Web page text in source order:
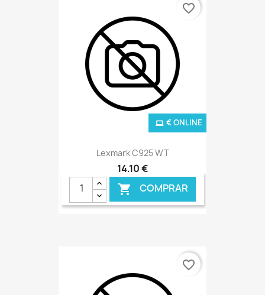
Lexmark C925 WT
14,10 €
 COMPRAR
€ ONLINE
favorite_border
favorite_border